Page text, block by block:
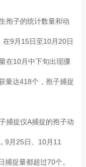
孢子的统计数量和动
在9月15日至10月20日
在10月中下旬出现骤
量达418个，孢子捕捉
捕捉仪A捕捉的孢子动
9月25日、10月11
捉量都超过70个。